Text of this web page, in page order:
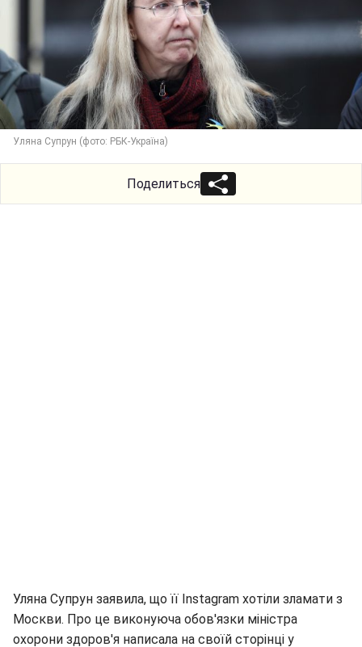
Уляна Супрун (фото: РБК-Україна)
Поделиться
Уляна Супрун заявила, що її Instagram хотіли зламати з
Москви. Про це виконуюча обов'язки міністра
охорони здоров'я написала на своїй сторінці у